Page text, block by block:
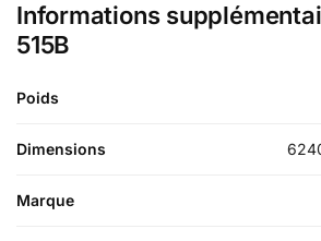
Informations
515B
Poids
Dimensions
Marque